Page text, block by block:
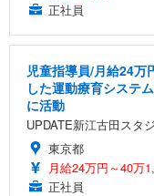
能 人間
レスト
ョン PC
務用 お
￥7,680
ッシュ
ト 幅
￥4,139
ort/VGA
応
￥
【
像低減
￥
超厚型
￥3,670
アイリ
￥3,731
正社員
児童指導員/月給24万
した運動療育システ
に活動
UPDATE新江古田スタ
東京都
月給24万円～40万
正社員